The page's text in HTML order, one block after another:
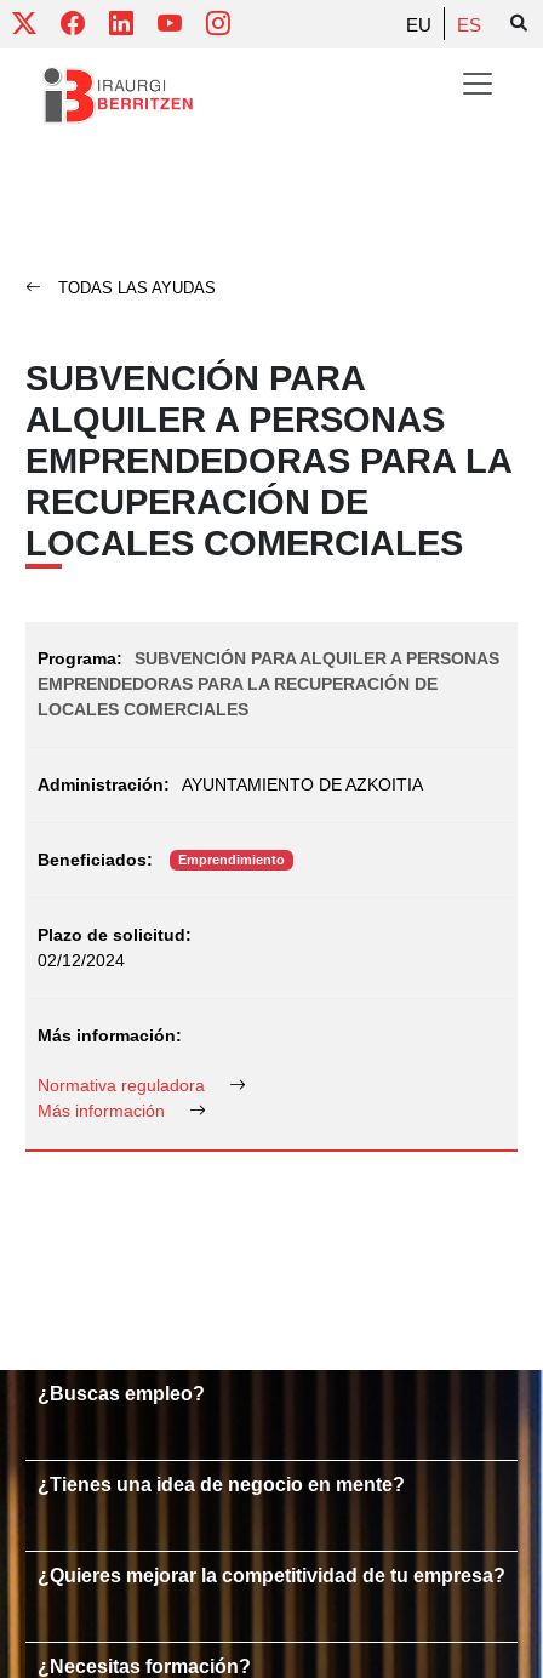
Skip
content
EU ES
TODAS LAS AYUDAS
SUBVENCIÓN PARA
ALQUILER A PERSONAS
EMPRENDEDORAS PARA LA
RECUPERACIÓN DE
LOCALES COMERCIALES
SUBVENCIÓN PARA ALQUILER A PERSONAS
EMPRENDEDORAS PARA LA RECUPERACIÓN DE
LOCALES COMERCIALES
AYUNTAMIENTO DE AZKOITIA
Emprendimiento
02/12/2024
Normativa reguladora
Más información
¿Buscas empleo?
¿Tienes una idea de negocio en mente?
¿Quieres mejorar la competitividad de tu empresa?
¿Necesitas formación?